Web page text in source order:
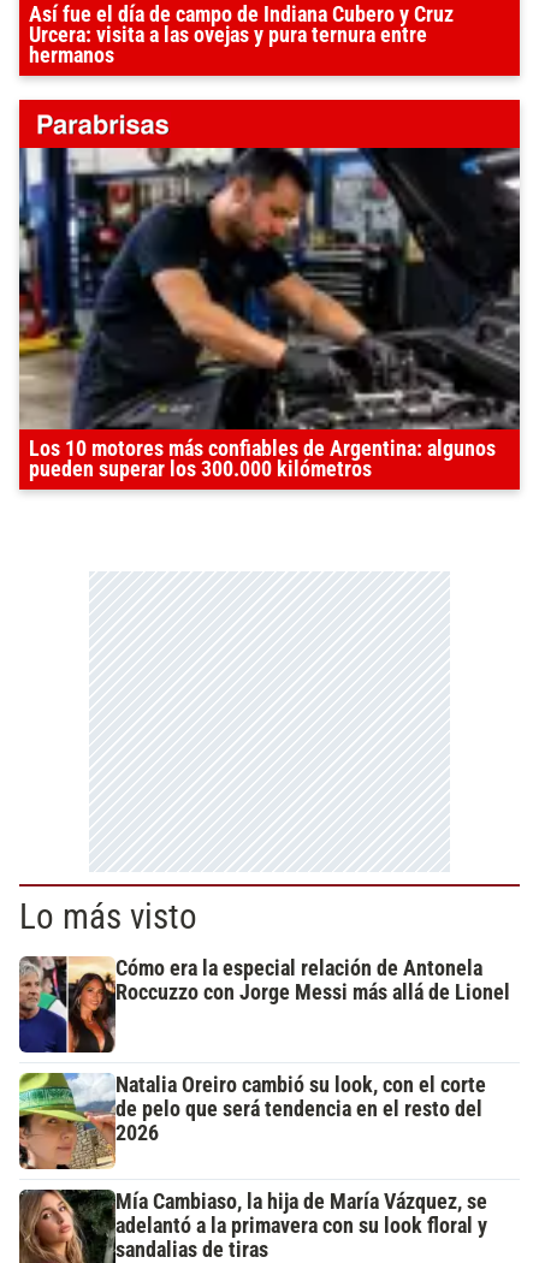
Así fue el día de campo de Indiana Cubero y Cruz
Urcera: visita a las ovejas y pura ternura entre
hermanos
Los 10 motores más confiables de Argentina: algunos
pueden superar los 300.000 kilómetros
Lo más visto
Cómo era la especial relación de Antonela
Roccuzzo con Jorge Messi más allá de Lionel
Natalia Oreiro cambió su look, con el corte
de pelo que será tendencia en el resto del
2026
Mía Cambiaso, la hija de María Vázquez, se
adelantó a la primavera con su look floral y
sandalias de tiras